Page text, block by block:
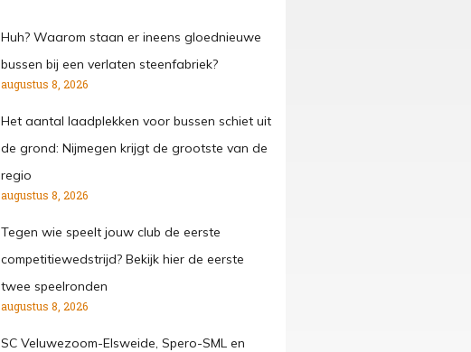
Huh? Waarom staan er ineens gloednieuwe
bussen bij een verlaten steenfabriek?
augustus 8, 2026
Het aantal laadplekken voor bussen schiet uit
de grond: Nijmegen krijgt de grootste van de
regio
augustus 8, 2026
Tegen wie speelt jouw club de eerste
competitiewedstrijd? Bekijk hier de eerste
twee speelronden
augustus 8, 2026
SC Veluwezoom-Elsweide, Spero-SML en